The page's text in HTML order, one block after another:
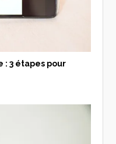
: 3 étapes pour